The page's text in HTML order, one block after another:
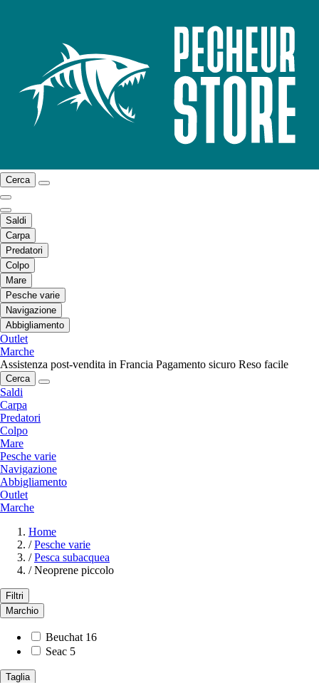
Cerca
Saldi
Carpa
Predatori
Colpo
Mare
Pesche varie
Navigazione
Abbigliamento
Outlet
Marche
Assistenza post-vendita in Francia Pagamento sicuro Reso facile
Cerca
Saldi
Carpa
Predatori
Colpo
Mare
Pesche varie
Navigazione
Abbigliamento
Outlet
Marche
Home
/ Pesche varie
/ Pesca subacquea
/ Neoprene piccolo
Filtri
Marchio
Beuchat 16
Seac 5
Taglia